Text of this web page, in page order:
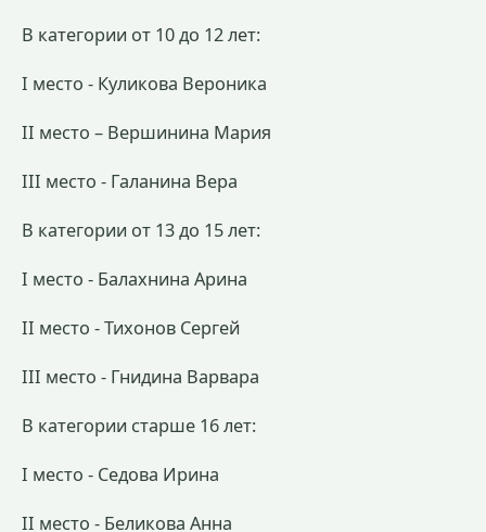
В категории от 10 до 12 лет:
I место - Куликова Вероника
II место – Вершинина Мария
III место - Галанина Вера
В категории от 13 до 15 лет:
I место - Балахнина Арина
II место - Тихонов Сергей
III место - Гнидина Варвара
В категории старше 16 лет:
I место - Седова Ирина
II место - Беликова Анна